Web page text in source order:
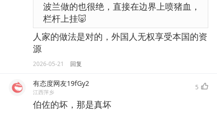
波兰做的也很绝，直接在边界上喷猪血，
栏杆上挂🐷
人家的做法是对的，外国人无权享受本国的资
源
2026-05-21 回复
有态度网友19fGy2
江西萍乡
5
伯佐的坏，那是真坏